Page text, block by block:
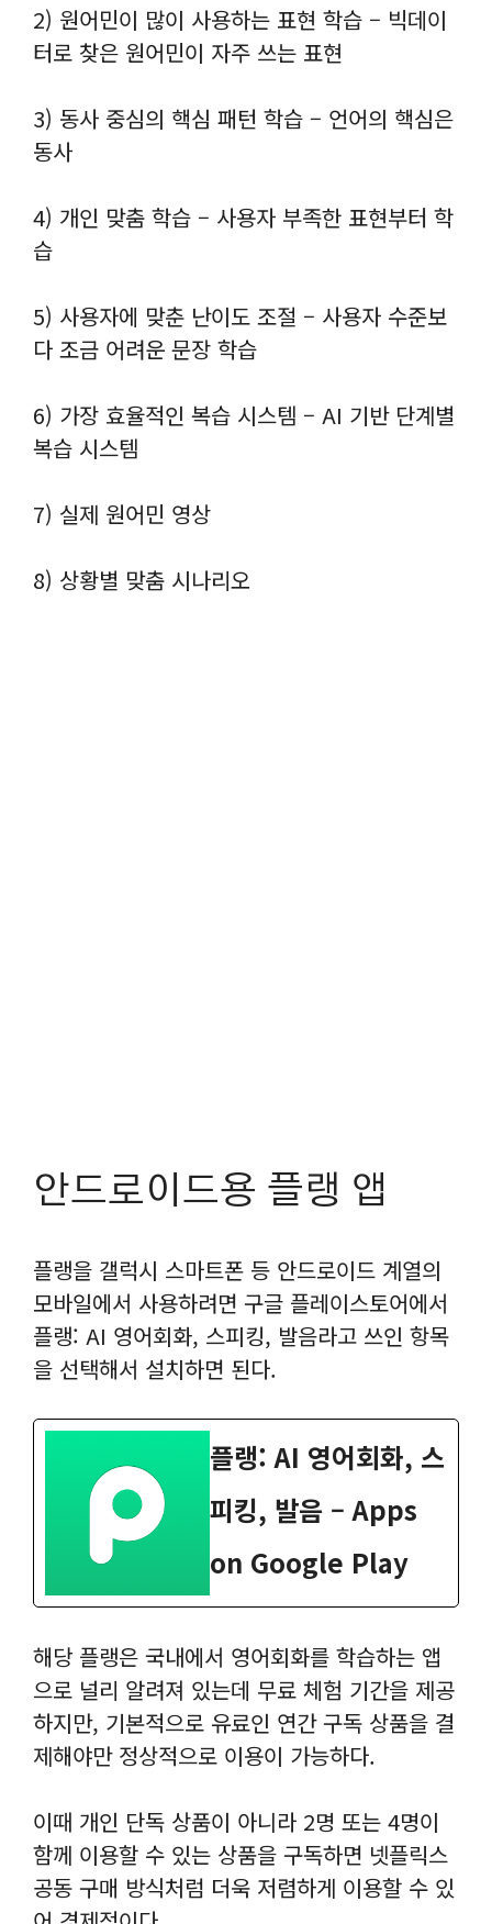
2) 원어민이 많이 사용하는 표현 학습 – 빅데이
터로 찾은 원어민이 자주 쓰는 표현
3) 동사 중심의 핵심 패턴 학습 – 언어의 핵심은
동사
4) 개인 맞춤 학습 – 사용자 부족한 표현부터 학
습
5) 사용자에 맞춘 난이도 조절 – 사용자 수준보
다 조금 어려운 문장 학습
6) 가장 효율적인 복습 시스템 – AI 기반 단계별
복습 시스템
7) 실제 원어민 영상
8) 상황별 맞춤 시나리오
안드로이드용 플랭 앱
플랭을 갤럭시 스마트폰 등 안드로이드 계열의
모바일에서 사용하려면 구글 플레이스토어에서
플랭: AI 영어회화, 스피킹, 발음라고 쓰인 항목
을 선택해서 설치하면 된다.
플랭: AI 영어회화, 스
피킹, 발음 – Apps
on Google Play
해당 플랭은 국내에서 영어회화를 학습하는 앱
으로 널리 알려져 있는데 무료 체험 기간을 제공
하지만, 기본적으로 유료인 연간 구독 상품을 결
제해야만 정상적으로 이용이 가능하다.
이때 개인 단독 상품이 아니라 2명 또는 4명이
함께 이용할 수 있는 상품을 구독하면 넷플릭스
공동 구매 방식처럼 더욱 저렴하게 이용할 수 있